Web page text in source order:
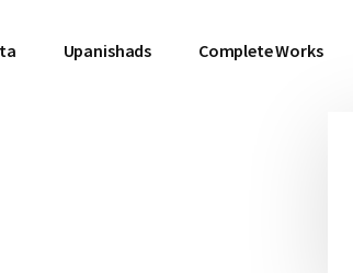
Upanishads Complete Works